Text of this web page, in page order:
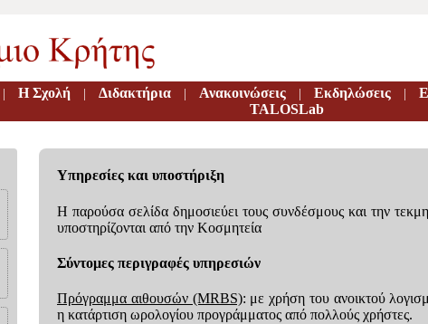
H Σχολή Διδακτήρια Ανακοινώσεις Εκδηλώσεις
TALOSLab
Υπηρεσίες και υποστήριξη
Η παρούσα σελίδα δημοσιεύει τους συνδέσμους και την
υποστηρίζονται από την Κοσμητεία
Σύντομες περιγραφές υπηρεσιών
Πρόγραμμα αιθουσών (MRBS): με χρήση του ανοικτού
η κατάρτιση ωρολογίου προγράμματος από πολλούς χρήστες.